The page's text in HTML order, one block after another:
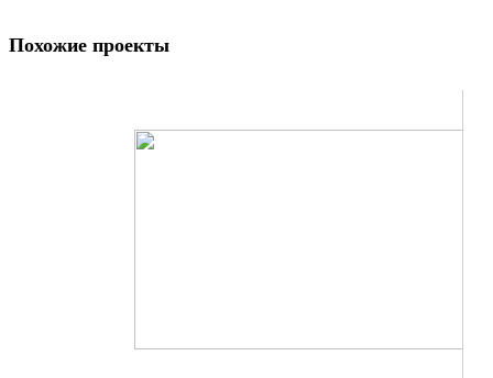
Похожие проекты